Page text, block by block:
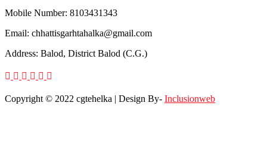
Mobile Number: 8103431343
Email: chhattisgarhtahalka@gmail.com
Address: Balod, District Balod (C.G.)
Copyright © 2022 cgtehelka | Design By- Inclusionweb